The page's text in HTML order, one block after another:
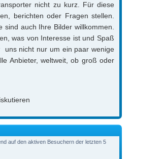
nicht zu kurz. Für diese
berichten oder Fragen stellen.
sind auch Ihre Bilder willkommen.
was von Interesse ist und Spaß
uns nicht nur um ein paar wenige
Anbieter, weltweit, ob groß oder
auf den aktiven Besuchern der letzten 5